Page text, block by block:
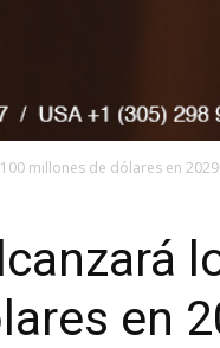
millones de dólares en 2029
en